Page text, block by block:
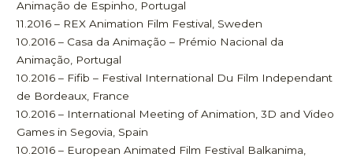
Animação de Espinho, Portugal
11.2016 – REX Animation Film Festival, Sweden
10.2016 – Casa da Animação – Prémio Nacional da
Animação, Portugal
10.2016 – Fifib – Festival International Du Film Independant
de Bordeaux, France
10.2016 – International Meeting of Animation, 3D and Video
Games in Segovia, Spain
10.2016 – European Animated Film Festival Balkanima,